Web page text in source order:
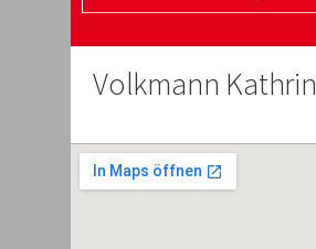
Volkmann Kathrin